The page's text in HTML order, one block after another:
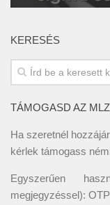
KERESÉS
TÁMOGASD AZ
Ha szeretnél
kérlek támogass
Egyszerűen
megjegyzéssel):